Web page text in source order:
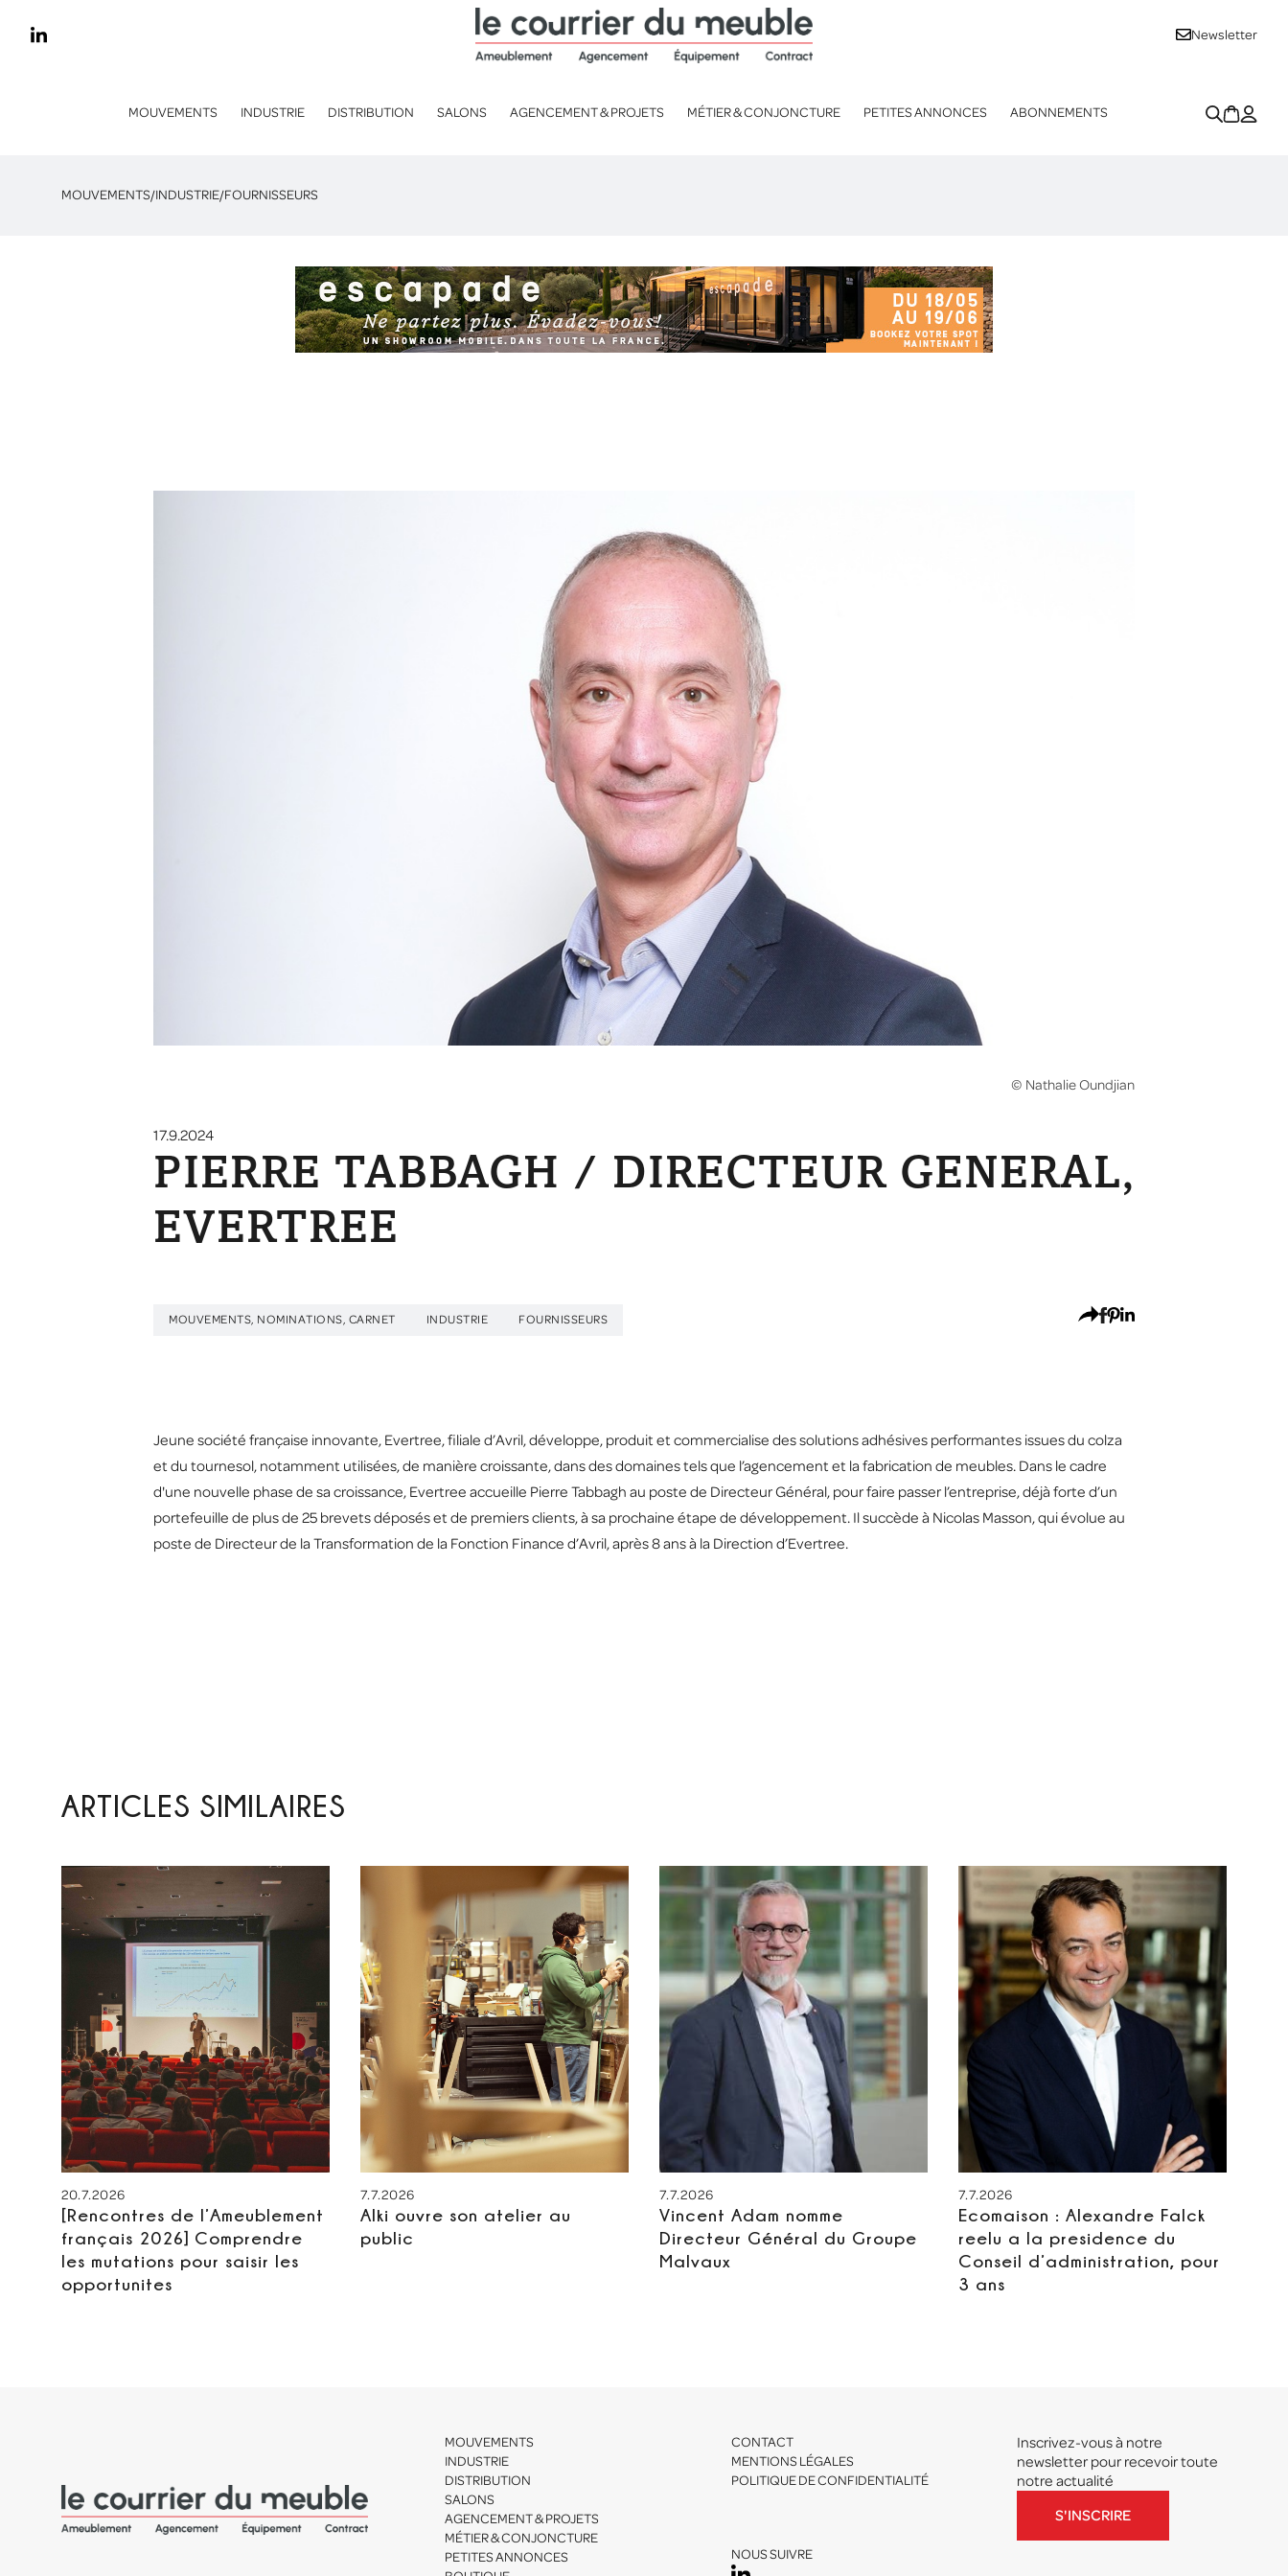
Newsletter
MOUVEMENTS INDUSTRIE DISTRIBUTION SALONS AGENCEMENT & PROJETS MÉTIER & CONJONCTURE PETITES ANNONCES ABONNEMENTS
MOUVEMENTS/INDUSTRIE/FOURNISSEURS
© Nathalie Oundjian
17.9.2024
PIERRE TABBAGH / DIRECTEUR GENERAL,
EVERTREE
MOUVEMENTS, NOMINATIONS, CARNET INDUSTRIE FOURNISSEURS
Jeune société française innovante, Evertree, filiale d’Avril, développe, produit et commercialise des solutions adhésives performantes issues du colza
et du tournesol, notamment utilisées, de manière croissante, dans des domaines tels que l’agencement et la fabrication de meubles. Dans le cadre
d'une nouvelle phase de sa croissance, Evertree accueille Pierre Tabbagh au poste de Directeur Général, pour faire passer l’entreprise, déjà forte d’un
portefeuille de plus de 25 brevets déposés et de premiers clients, à sa prochaine étape de développement. Il succède à Nicolas Masson, qui évolue au
poste de Directeur de la Transformation de la Fonction Finance d’Avril, après 8 ans à la Direction d’Evertree.
ARTICLES SIMILAIRES
20.7.2026
[Rencontres de l’Ameublement
français 2026] Comprendre
les mutations pour saisir les
opportunites
7.7.2026
Alki ouvre son atelier au
public
7.7.2026
Vincent Adam nomme
Directeur Général du Groupe
Malvaux
7.7.2026
Ecomaison : Alexandre Falck
reelu a la presidence du
Conseil d’administration, pour
3 ans
MOUVEMENTS
INDUSTRIE
DISTRIBUTION
SALONS
AGENCEMENT & PROJETS
MÉTIER & CONJONCTURE
PETITES ANNONCES
CONTACT
MENTIONS LÉGALES
POLITIQUE DE CONFIDENTIALITÉ
NOUS SUIVRE
Inscrivez-vous à notre
newsletter pour recevoir toute
notre actualité
S'INSCRIRE